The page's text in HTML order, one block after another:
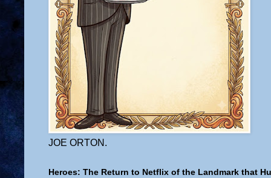
JOE ORTON.
Heroes: The Return to Netflix of the Landmark that